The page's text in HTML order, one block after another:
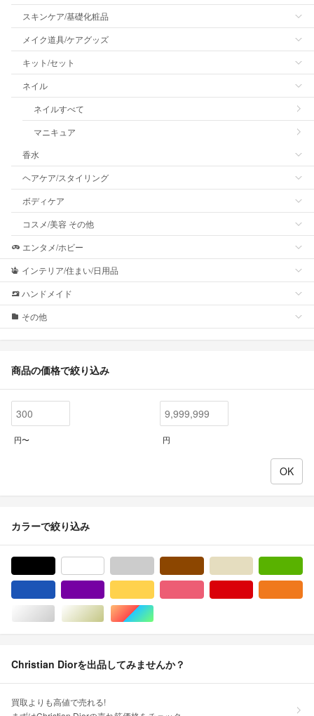
スキンケア/基礎化粧品
メイク道具/ケアグッズ
キット/セット
ネイル
ネイルすべて
マニキュア
香水
ヘアケア/スタイリング
ボディケア
コスメ/美容 その他
エンタメ/ホビー
インテリア/住まい/日用品
ハンドメイド
その他
商品の価格で絞り込み
円〜 円
カラーで絞り込み
シルバー/銀色系ゴールド/金色系マルチカラー
Christian Diorを出品してみませんか？
買取よりも高値で売れる!